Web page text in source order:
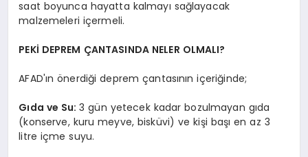
saat boyunca hayatta kalmayı sağlayacak
malzemeleri içermeli.
PEKİ DEPREM ÇANTASINDA NELER OLMALI?
AFAD'ın önerdiği deprem çantasının içeriğinde;
Gıda ve Su:3 gün yetecek kadar bozulmayan gıda
(konserve, kuru meyve, bisküvi) ve kişi başı en az 3
litre içme suyu.